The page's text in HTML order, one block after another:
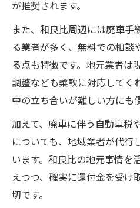
が推奨されます。
また、和良比周辺には廃車手
る業者が多く、無料での相談
る点も特徴です。地元業者は
調整なども柔軟に対応してく
中の立ち合いが難しい方にも
加えて、廃車に伴う自動車税
についても、地域業者が代行
います。和良比の地元事情を
えつつ、確実に還付金を受け
切です。